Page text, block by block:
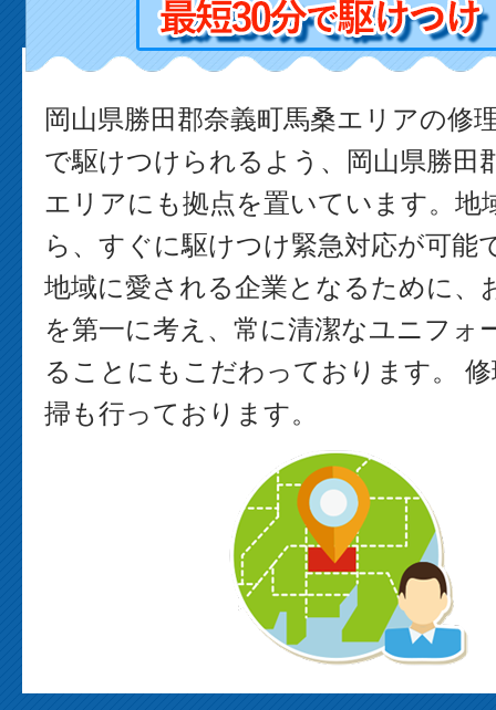
岡山県勝田郡奈義町馬桑エリアの修
で駆けつけられるよう、岡山県勝田
エリアにも拠点を置いています。地
ら、すぐに駆けつけ緊急対応が可能
地域に愛される企業となるために、
を第一に考え、常に清潔なユニフォ
ることにもこだわっております。
掃も行っております。